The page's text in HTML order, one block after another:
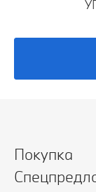
Покупка